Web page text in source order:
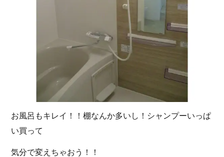
お風呂もキレイ！！棚なんか多いし！シャンプーいっぱ
い買って
気分で変えちゃおう！！